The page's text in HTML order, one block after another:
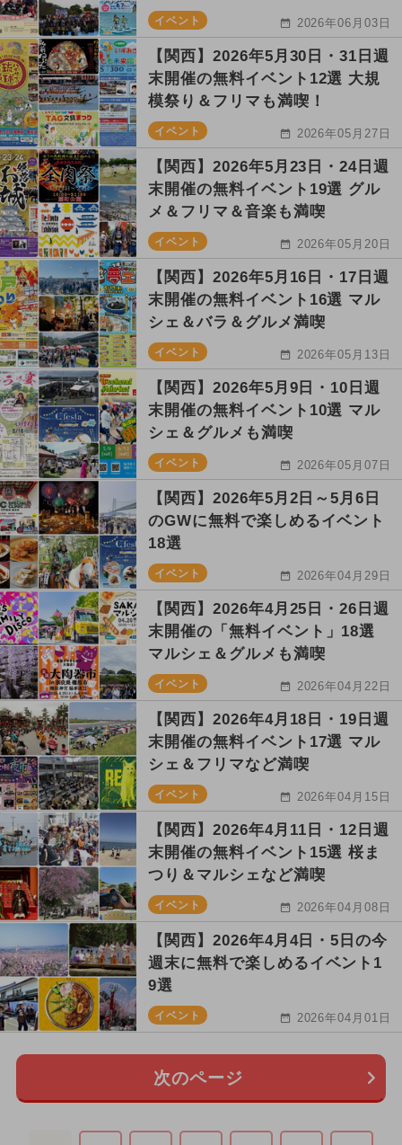
イベント 2026年06月03日
【関西】2026年5月30日・31日週
末開催の無料イベント12選 大規
模祭り＆フリマも満喫！
イベント 2026年05月27日
【関西】2026年5月23日・24日週
末開催の無料イベント19選 グル
メ＆フリマ＆音楽も満喫
イベント 2026年05月20日
【関西】2026年5月16日・17日週
末開催の無料イベント16選 マル
シェ＆バラ＆グルメ満喫
イベント 2026年05月13日
【関西】2026年5月9日・10日週
末開催の無料イベント10選 マル
シェ＆グルメも満喫
イベント 2026年05月07日
【関西】2026年5月2日～5月6日
のGWに無料で楽しめるイベント
18選
イベント 2026年04月29日
【関西】2026年4月25日・26日週
末開催の「無料イベント」18選
マルシェ＆グルメも満喫
イベント 2026年04月22日
【関西】2026年4月18日・19日週
末開催の無料イベント17選 マル
シェ＆フリマなど満喫
イベント 2026年04月15日
【関西】2026年4月11日・12日週
末開催の無料イベント15選 桜ま
つり＆マルシェなど満喫
イベント 2026年04月08日
【関西】2026年4月4日・5日の今
週末に無料で楽しめるイベント1
9選
イベント 2026年04月01日
次のページ